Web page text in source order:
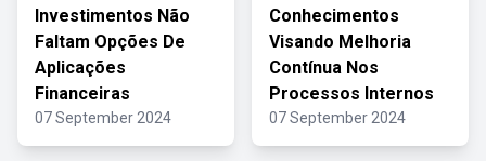
Investimentos Não
Faltam Opções De
Aplicações
Financeiras
07 September 2024
Conhecimentos
Visando Melhoria
Contínua Nos
Processos Internos
07 September 2024